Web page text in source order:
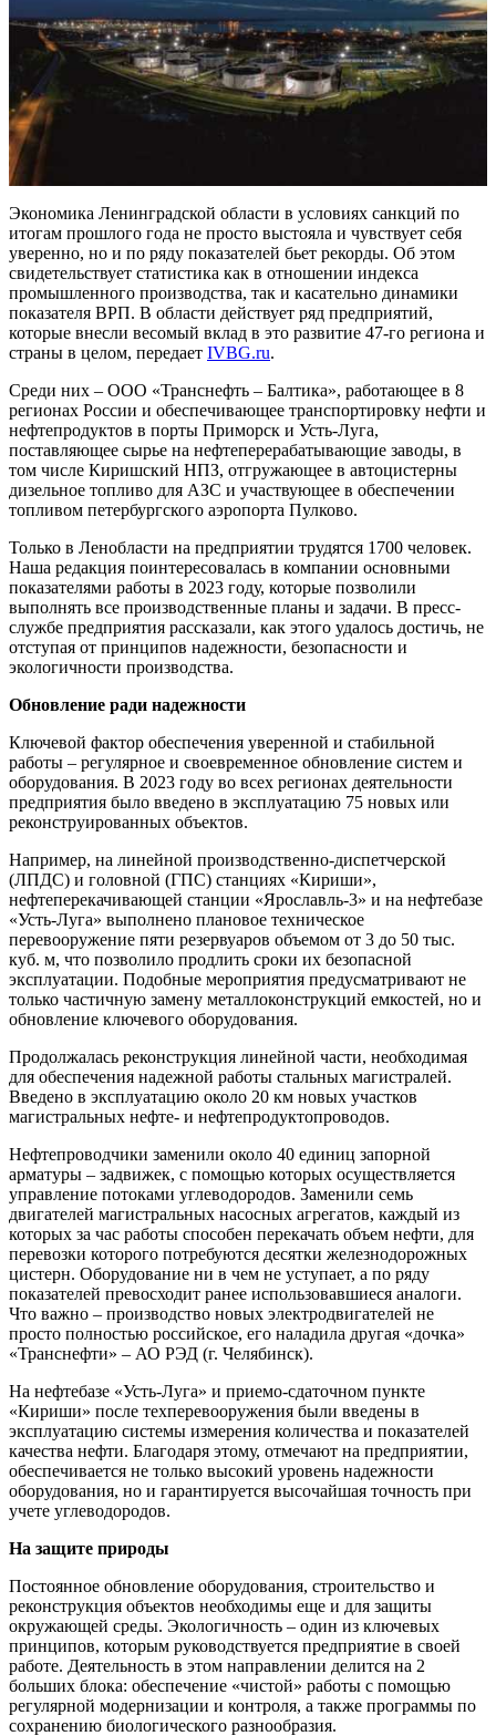
Экономика Ленинградской области в условиях санкций по
итогам прошлого года не просто выстояла и чувствует себя
уверенно, но и по ряду показателей бьет рекорды. Об этом
свидетельствует статистика как в отношении индекса
промышленного производства, так и касательно динамики
показателя ВРП. В области действует ряд предприятий,
которые внесли весомый вклад в это развитие 47-го региона и
страны в целом, передает IVBG.ru.
Среди них – ООО «Транснефть – Балтика», работающее в 8
регионах России и обеспечивающее транспортировку нефти и
нефтепродуктов в порты Приморск и Усть-Луга,
поставляющее сырье на нефтеперерабатывающие заводы, в
том числе Киришский НПЗ, отгружающее в автоцистерны
дизельное топливо для АЗС и участвующее в обеспечении
топливом петербургского аэропорта Пулково.
Только в Ленобласти на предприятии трудятся 1700 человек.
Наша редакция поинтересовалась в компании основными
показателями работы в 2023 году, которые позволили
выполнять все производственные планы и задачи. В пресс-
службе предприятия рассказали, как этого удалось достичь, не
отступая от принципов надежности, безопасности и
экологичности производства.
Обновление ради надежности
Ключевой фактор обеспечения уверенной и стабильной
работы – регулярное и своевременное обновление систем и
оборудования. В 2023 году во всех регионах деятельности
предприятия было введено в эксплуатацию 75 новых или
реконструированных объектов.
Например, на линейной производственно-диспетчерской
(ЛПДС) и головной (ГПС) станциях «Кириши»,
нефтеперекачивающей станции «Ярославль-3» и на нефтебазе
«Усть-Луга» выполнено плановое техническое
перевооружение пяти резервуаров объемом от 3 до 50 тыс.
куб. м, что позволило продлить сроки их безопасной
эксплуатации. Подобные мероприятия предусматривают не
только частичную замену металлоконструкций емкостей, но и
обновление ключевого оборудования.
Продолжалась реконструкция линейной части, необходимая
для обеспечения надежной работы стальных магистралей.
Введено в эксплуатацию около 20 км новых участков
магистральных нефте- и нефтепродуктопроводов.
Нефтепроводчики заменили около 40 единиц запорной
арматуры – задвижек, с помощью которых осуществляется
управление потоками углеводородов. Заменили семь
двигателей магистральных насосных агрегатов, каждый из
которых за час работы способен перекачать объем нефти, для
перевозки которого потребуются десятки железнодорожных
цистерн. Оборудование ни в чем не уступает, а по ряду
показателей превосходит ранее использовавшиеся аналоги.
Что важно – производство новых электродвигателей не
просто полностью российское, его наладила другая «дочка»
«Транснефти» – АО РЭД (г. Челябинск).
На нефтебазе «Усть-Луга» и приемо-сдаточном пункте
«Кириши» после техперевооружения были введены в
эксплуатацию системы измерения количества и показателей
качества нефти. Благодаря этому, отмечают на предприятии,
обеспечивается не только высокий уровень надежности
оборудования, но и гарантируется высочайшая точность при
учете углеводородов.
На защите природы
Постоянное обновление оборудования, строительство и
реконструкция объектов необходимы еще и для защиты
окружающей среды. Экологичность – один из ключевых
принципов, которым руководствуется предприятие в своей
работе. Деятельность в этом направлении делится на 2
больших блока: обеспечение «чистой» работы с помощью
регулярной модернизации и контроля, а также программы по
сохранению биологического разнообразия.